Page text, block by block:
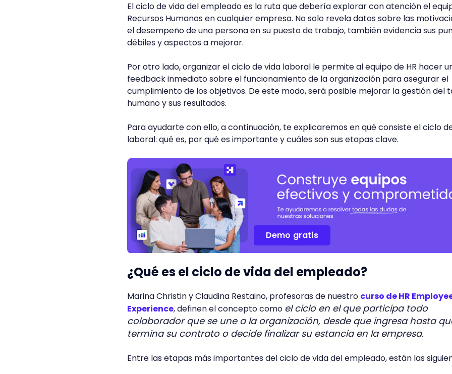
El ciclo de vida del empleado es la ruta que debería explorar con atención el
Recursos Humanos en cualquier empresa. No solo revela datos sobre las
el desempeño de una persona en su puesto de trabajo, también evidencia sus
débiles y aspectos a mejorar.
Por otro lado, organizar el ciclo de vida laboral le permite al equipo de HR hacer
feedback inmediato sobre el funcionamiento de la organización para asegurar el
cumplimiento de los objetivos. De este modo, será posible mejorar la gestión del
humano y sus resultados.
Para ayudarte con ello, a continuación, te explicaremos en qué consiste el ciclo
laboral: qué es, por qué es importante y cuáles son sus etapas clave.
Demo gratis
¿Qué es el ciclo de vida del empleado?
Marina Christin y Claudina Restaino, profesoras de nuestro curso de HR
Experience, definen el concepto como el ciclo en el que participa todo
colaborador que se une a la organización, desde que ingresa hasta
termina su contrato o decide finalizar su estancia en la empresa.
Entre las etapas más importantes del ciclo de vida del empleado, están las